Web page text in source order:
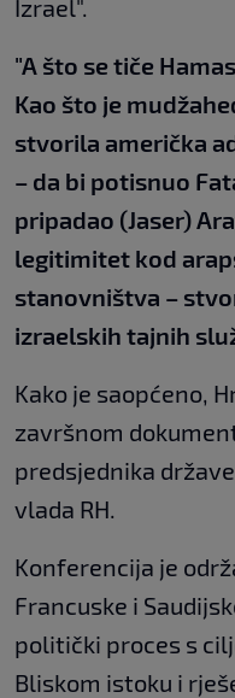
Izrael".
"A što se tiče
Kao što je
stvorila američka
– da bi potisnuo
pripadao (Jaser)
legitimitet kod
stanovništva –
izraelskih tajnih
Kako je saopćeno,
završnom
predsjednika
vlada RH.
Konferencija je
Francuske i
politički proces s
Bliskom istoku i